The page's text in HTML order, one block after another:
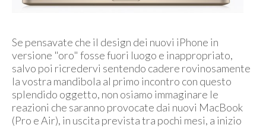
Se pensavate che il design dei nuovi iPhone in
versione "oro" fosse fuori luogo e inappropriato,
salvo poi ricredervi sentendo cadere rovinosamente
la vostra mandibola al primo incontro con questo
splendido oggetto, non osiamo immaginare le
reazioni che saranno provocate dai nuovi MacBook
(Pro e Air), in uscita prevista tra pochi mesi, a inizio